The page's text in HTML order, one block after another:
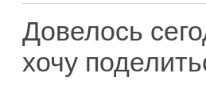
Довелось
хочу